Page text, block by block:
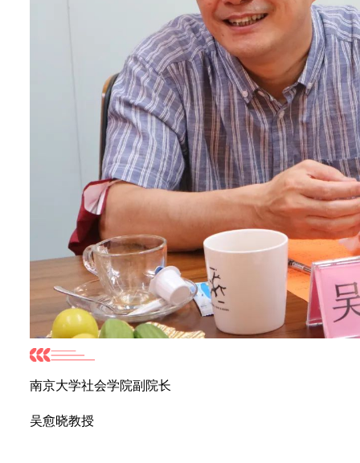
南京大学社会学院副院长
吴愈晓教授